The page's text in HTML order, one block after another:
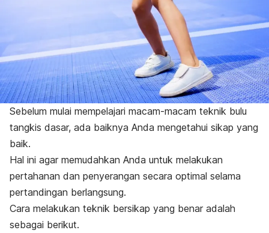
Sebelum mulai mempelajari macam-macam teknik bulu
tangkis dasar, ada baiknya Anda mengetahui sikap yang
baik.
Hal ini agar memudahkan Anda untuk melakukan
pertahanan dan penyerangan secara optimal selama
pertandingan berlangsung.
Cara melakukan teknik bersikap yang benar adalah
sebagai berikut.